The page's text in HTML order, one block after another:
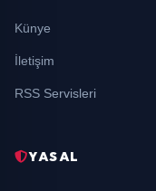
Künye
İletişim
RSS Servisleri
YASAL